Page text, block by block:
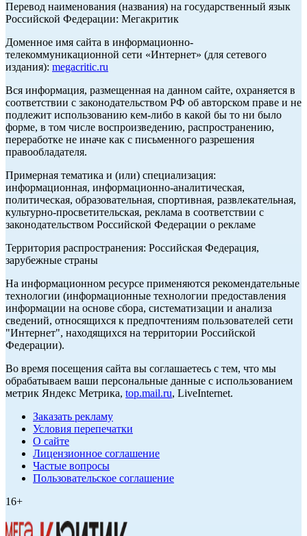
Перевод наименования (названия) на государственный язык
Российской Федерации: Мегакритик
Доменное имя сайта в информационно-
телекоммуникационной сети «Интернет» (для сетевого
издания): megacritic.ru
Вся информация, размещенная на данном сайте, охраняется в
соответствии с законодательством РФ об авторском праве и не
подлежит использованию кем-либо в какой бы то ни было
форме, в том числе воспроизведению, распространению,
переработке не иначе как с письменного разрешения
правообладателя.
Примерная тематика и (или) специализация:
информационная, информационно-аналитическая,
политическая, образовательная, спортивная, развлекательная,
культурно-просветительская, реклама в соответствии с
законодательством Российской Федерации о рекламе
Территория распространения: Российская Федерация,
зарубежные страны
На информационном ресурсе применяются рекомендательные
технологии (информационные технологии предоставления
информации на основе сбора, систематизации и анализа
сведений, относящихся к предпочтениям пользователей сети
"Интернет", находящихся на территории Российской
Федерации).
Во время посещения сайта вы соглашаетесь с тем, что мы
обрабатываем ваши персональные данные с использованием
метрик Яндекс Метрика, top.mail.ru, LiveInternet.
Заказать рекламу
Условия перепечатки
О сайте
Лицензионное соглашение
Частые вопросы
Пользовательское соглашение
16+